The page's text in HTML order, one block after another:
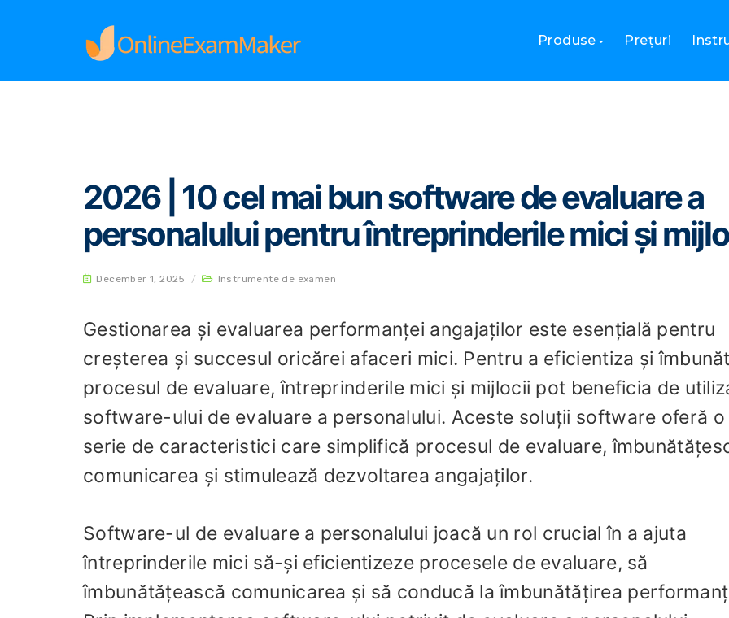
Produse Prețuri
Home
2026 | 10 cel mai bun software de evaluare a
personalului pentru întreprinderile mici și
December 1, 2025 / Instrumente de examen
Gestionarea și evaluarea performanței angajaților este esențială pentru
creșterea și succesul oricărei afaceri mici. Pentru a eficientiza și
procesul de evaluare, întreprinderile mici și mijlocii pot beneficia de
software-ului de evaluare a personalului. Aceste soluții software oferă o
serie de caracteristici care simplifică procesul de evaluare,
comunicarea și stimulează dezvoltarea angajaților.
Software-ul de evaluare a personalului joacă un rol crucial în a ajuta
întreprinderile mici să-și eficientizeze procesele de evaluare, să
îmbunătățească comunicarea și să conducă la îmbunătățirea